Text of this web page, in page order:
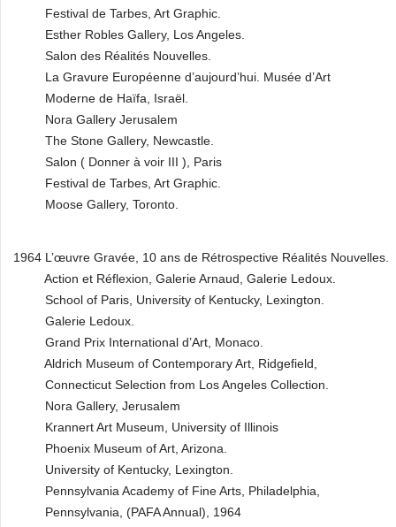
Festival de Tarbes, Art Graphic.
Esther Robles Gallery, Los Angeles.
Salon des Réalités Nouvelles.
La Gravure Européenne d’aujourd’hui. Musée d’Art
Moderne de Haïfa, Israël.
Nora Gallery Jerusalem
The Stone Gallery, Newcastle.
Salon ( Donner à voir III ), Paris
Festival de Tarbes, Art Graphic.
Moose Gallery, Toronto.
1964 L’œuvre Gravée, 10 ans de Rétrospective Réalités Nouvelles.
Action et Réflexion, Galerie Arnaud, Galerie Ledoux.
School of Paris, University of Kentucky, Lexington.
Galerie Ledoux.
Grand Prix International d’Art, Monaco.
Aldrich Museum of Contemporary Art, Ridgefield,
Connecticut Selection from Los Angeles Collection.
Nora Gallery, Jerusalem
Krannert Art Museum, University of Illinois
Phoenix Museum of Art, Arizona.
University of Kentucky, Lexington.
Pennsylvania Academy of Fine Arts, Philadelphia,
Pennsylvania, (PAFA Annual), 1964